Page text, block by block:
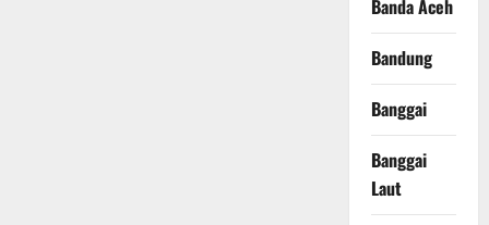
Banda Aceh
Bandung
Banggai
Banggai
Laut